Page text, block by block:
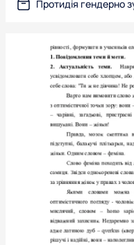
Протидія гендерно